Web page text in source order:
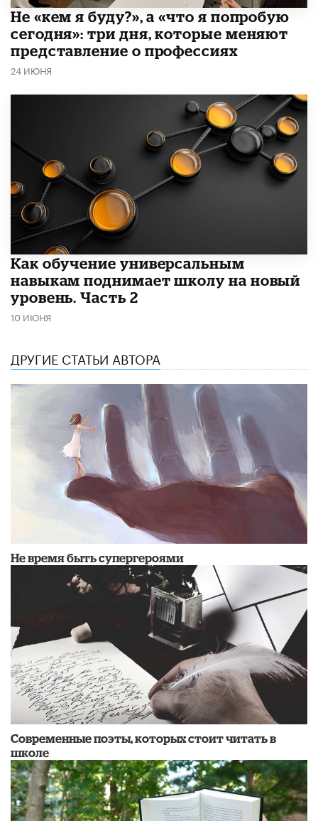
Не «кем я буду?», а «что я попробую
сегодня»: три дня, которые меняют
представление о профессиях
24 ИЮНЯ
​Как обучение универсальным
навыкам поднимает школу на новый
уровень. Часть 2
10 ИЮНЯ
ДРУГИЕ СТАТЬИ АВТОРА
Не время быть супергероями
Современные поэты, которых стоит читать в
школе